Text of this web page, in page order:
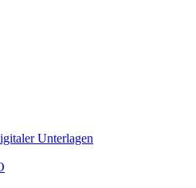
Unterlagen